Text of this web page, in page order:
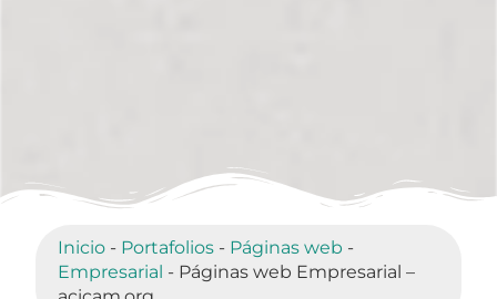
Inicio - Portafolios - Páginas web -
Empresarial - Páginas web Empresarial –